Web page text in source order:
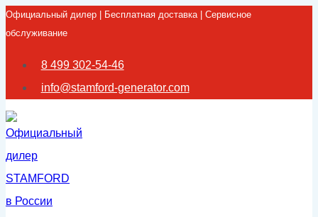
Перейти
к
содержимому
Официальный дилер | Бесплатная доставка | Сервисное
обслуживание
8 499 302-54-46
info@stamford-generator.com